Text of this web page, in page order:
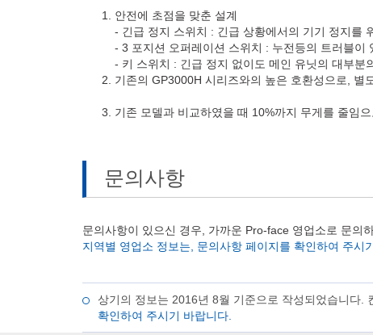
안전에 초점을 맞춘 설계
- 긴급 정지 스위치 : 긴급 상황에서의 기기 정지를
- 3 포지션 오퍼레이션 스위치 : 누전등의 트러블
- 키 스위치 : 긴급 정지 없이도 메인 유닛의 대부분
기존의 GP3000H 시리즈와의 높은 호환성으로, 별
기존 모델과 비교하였을 때 10%까지 무게를 줄임
문의사항
문의사항이 있으신 경우, 가까운 Pro-face 영업소로 문의
지역별 영업소 정보는, 문의사항 페이지를 확인하여 주시
상기의 정보는 2016년 8월 기준으로 작성되었습니다.
확인하여 주시기 바랍니다.